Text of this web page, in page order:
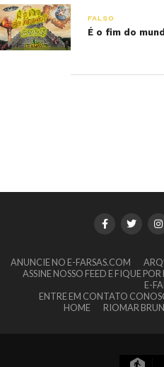
FALSO
É o fim do
ANUNCIE NO E-FARSAS.COM
ASSINE NOSSO FEED E FIQUE
E-
ENTRE EM CONTATO
HOME
RIOMAR